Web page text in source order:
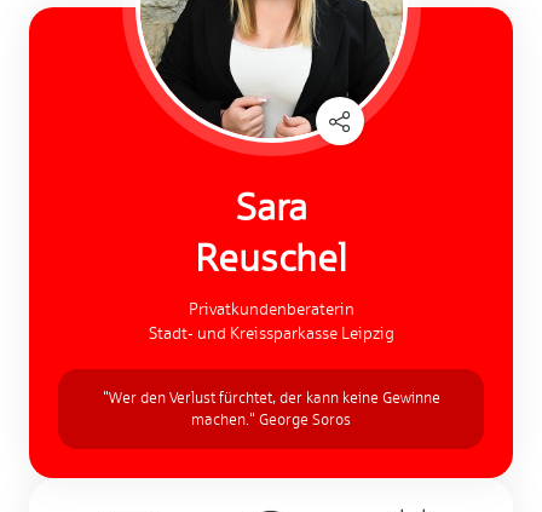
Sara
Reuschel
Privatkundenberaterin
Stadt- und Kreissparkasse Leipzig
"Wer den Verlust fürchtet, der kann keine Gewinne
machen." George Soros